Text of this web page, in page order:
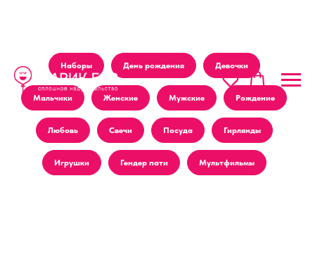
Наборы День рождения Девочки
Мальчики Женские Мужские Рождение
Любовь Свечи Посуда Гирлянды
Игрушки Гендер пати Мультфильмы